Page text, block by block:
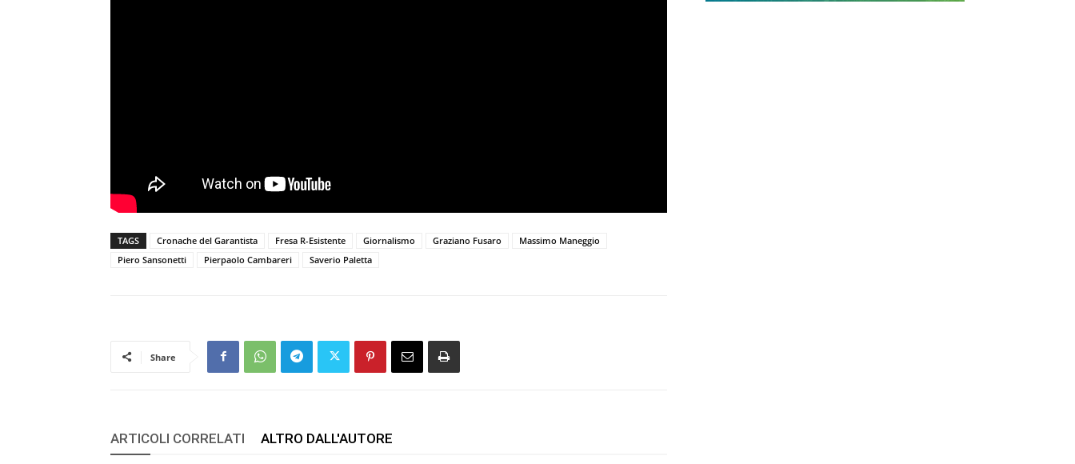
TAGS Cronache del Garantista Fresa R-Esistente Giornalismo Graziano Fusaro
Massimo Maneggio
Piero Sansonetti
Pierpaolo Cambareri Saverio Paletta
Share
ARTICOLI CORRELATI ALTRO DALL'AUTORE